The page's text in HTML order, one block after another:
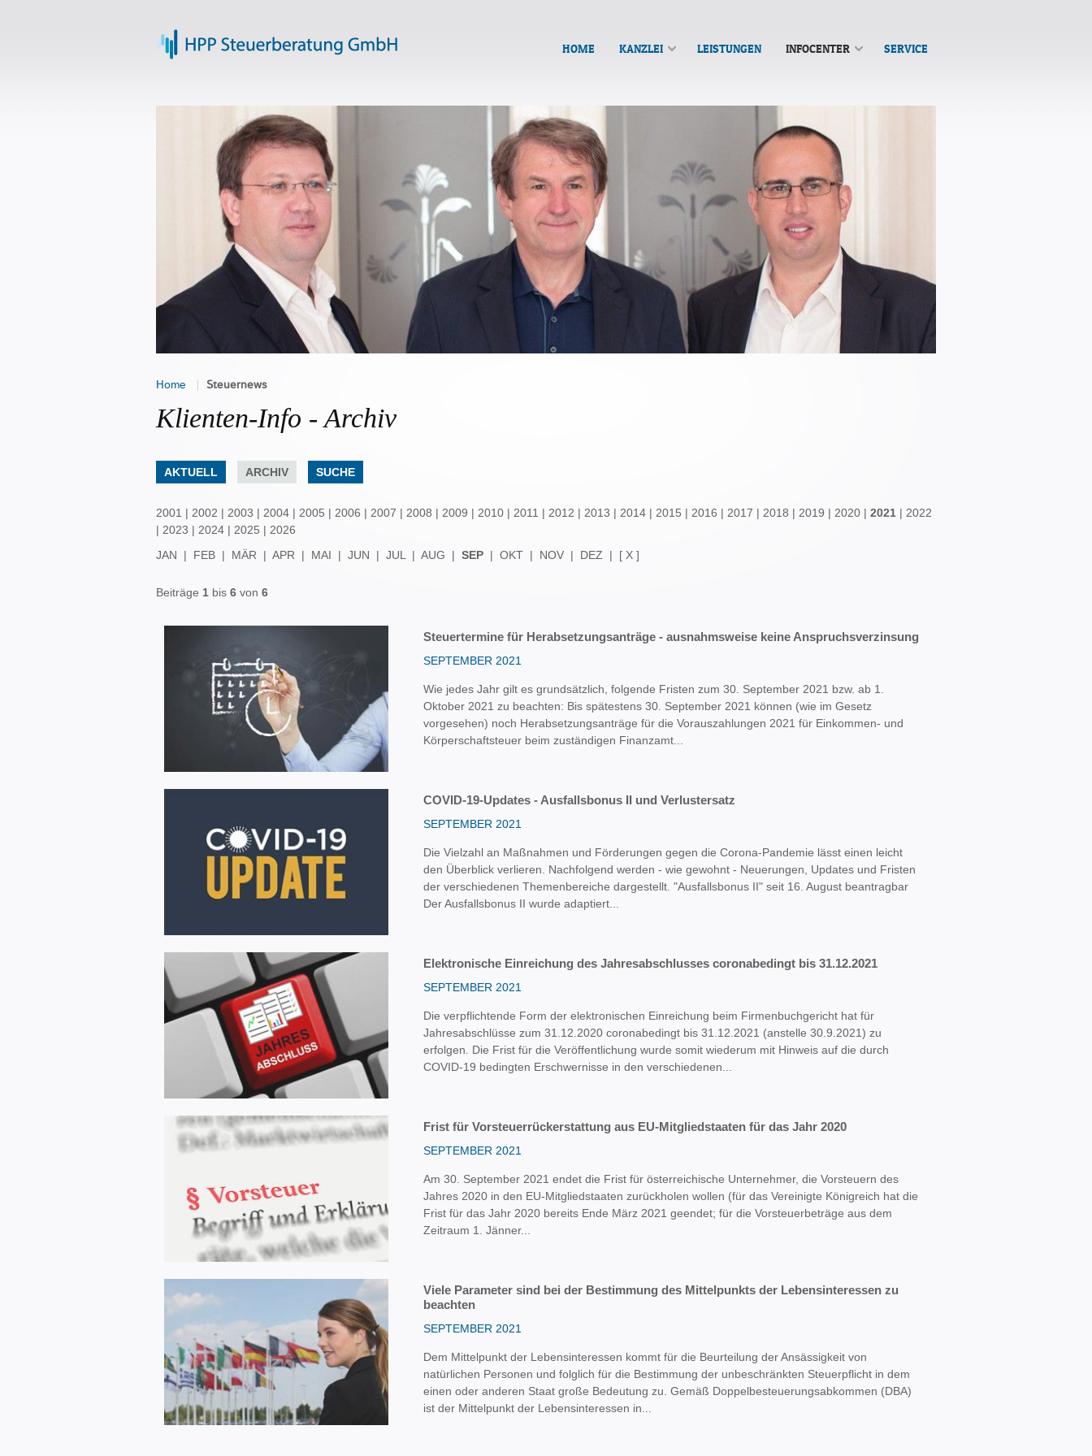
HOME KANZLEI LEISTUNGEN INFOCENTER SERVICE
Home Steuernews
Klienten-Info - Archiv
AKTUELL ARCHIV SUCHE
2001 | 2002 | 2003 | 2004 | 2005 | 2006 | 2007 | 2008 | 2009 | 2010 | 2011 | 2012 | 2013 | 2014 | 2015 | 2016 | 2017 | 2018 | 2019 | 2020 | 2021 | 2022
| 2023 | 2024 | 2025 | 2026
JAN | FEB | MÄR | APR | MAI | JUN | JUL | AUG | SEP | OKT | NOV | DEZ | [ X ]
Beiträge 1 bis 6 von 6
Steuertermine für Herabsetzungsanträge - ausnahmsweise keine Anspruchsverzinsung
SEPTEMBER 2021
Wie jedes Jahr gilt es grundsätzlich, folgende Fristen zum 30. September 2021 bzw. ab 1.
Oktober 2021 zu beachten: Bis spätestens 30. September 2021 können (wie im Gesetz
vorgesehen) noch Herabsetzungsanträge für die Vorauszahlungen 2021 für Einkommen- und
Körperschaftsteuer beim zuständigen Finanzamt...
COVID-19-Updates - Ausfallsbonus II und Verlustersatz
SEPTEMBER 2021
Die Vielzahl an Maßnahmen und Förderungen gegen die Corona-Pandemie lässt einen leicht
den Überblick verlieren. Nachfolgend werden - wie gewohnt - Neuerungen, Updates und Fristen
der verschiedenen Themenbereiche dargestellt. "Ausfallsbonus II" seit 16. August beantragbar
Der Ausfallsbonus II wurde adaptiert...
Elektronische Einreichung des Jahresabschlusses coronabedingt bis 31.12.2021
SEPTEMBER 2021
Die verpflichtende Form der elektronischen Einreichung beim Firmenbuchgericht hat für
Jahresabschlüsse zum 31.12.2020 coronabedingt bis 31.12.2021 (anstelle 30.9.2021) zu
erfolgen. Die Frist für die Veröffentlichung wurde somit wiederum mit Hinweis auf die durch
COVID-19 bedingten Erschwernisse in den verschiedenen...
Frist für Vorsteuerrückerstattung aus EU-Mitgliedstaaten für das Jahr 2020
SEPTEMBER 2021
Am 30. September 2021 endet die Frist für österreichische Unternehmer, die Vorsteuern des
Jahres 2020 in den EU-Mitgliedstaaten zurückholen wollen (für das Vereinigte Königreich hat die
Frist für das Jahr 2020 bereits Ende März 2021 geendet; für die Vorsteuerbeträge aus dem
Zeitraum 1. Jänner...
Viele Parameter sind bei der Bestimmung des Mittelpunkts der Lebensinteressen zu
beachten
SEPTEMBER 2021
Dem Mittelpunkt der Lebensinteressen kommt für die Beurteilung der Ansässigkeit von
natürlichen Personen und folglich für die Bestimmung der unbeschränkten Steuerpflicht in dem
einen oder anderen Staat große Bedeutung zu. Gemäß Doppelbesteuerungsabkommen (DBA)
ist der Mittelpunkt der Lebensinteressen in...